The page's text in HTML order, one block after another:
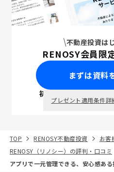
不動産投資は
RENOSY会員限
まずは資料
初回面談で
プレゼント適用条件詳
TOP RENOSY不動産投資
お客
RENOSY（リノシー）の評判・口コミ
アプリで一元管理できる、安心感あ